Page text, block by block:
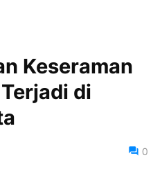
Keseraman
di
0